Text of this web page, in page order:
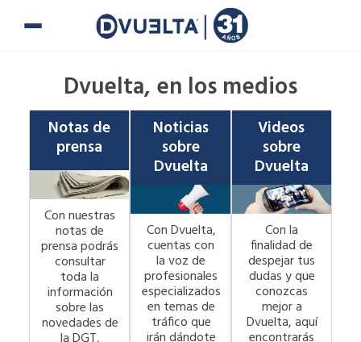
Dvuelta, en los medios
Notas de
prensa
Con nuestras
notas de
prensa podrás
consultar
toda la
información
sobre las
novedades de
Noticias
sobre
Dvuelta
Con Dvuelta,
cuentas con
la voz de
profesionales
especializados
en temas de
tráfico que
Videos
sobre
Dvuelta
Con la
finalidad de
despejar tus
dudas y que
conozcas
mejor a
Dvuelta, aquí